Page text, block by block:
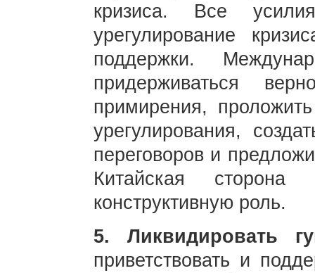
кризиса. Все
урегулирование
поддержки.
придерживаться
примирения,
урегулирования,
переговоров и
Китайская
конструктивную роль.
5. Ликвидировать
приветствовать и